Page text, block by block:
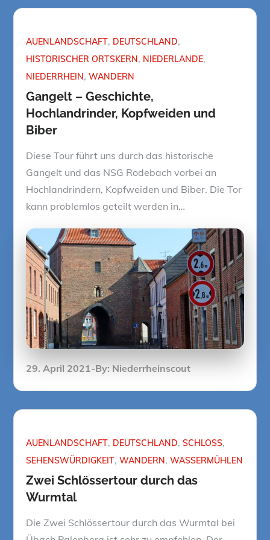
AUENLANDSCHAFT DEUTSCHLAND
HISTORISCHER ORTSKERN NIEDERLANDE
NIEDERRHEIN WANDERN
Gangelt – Geschichte,
Hochlandrinder, Kopfweiden und
Biber
Diese Tour führt uns durch das historische
Gangelt und das NSG Rodebach vorbei an
Hochlandrindern, Kopfweiden und Biber. Die Tor
kann problemlos geteilt werden in…
Posted
29. April 2021 By: Niederrheinscout
AUENLANDSCHAFT DEUTSCHLAND SCHLOSS
SEHENSWÜRDIGKEIT WANDERN WASSERMÜHLEN
Zwei Schlössertour durch das
Wurmtal
Die Zwei Schlössertour durch das Wurmtal bei